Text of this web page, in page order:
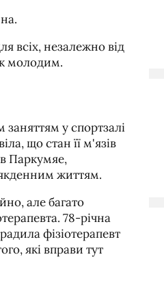
всіх, незалежно від
молодим.
у спортзалі
що стан її м'язів
в Паркумяе,
життям.
але багато
78-річна
фізіотерапевт
які вправи тут